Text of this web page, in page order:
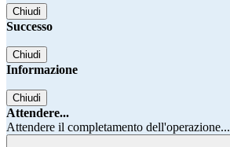
Chiudi
Successo
Chiudi
Informazione
Chiudi
Attendere...
Attendere il completamento dell'operazione...